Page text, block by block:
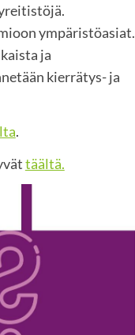
ympäristöasiat.
ja
kierrätys- ja
.
täältä.